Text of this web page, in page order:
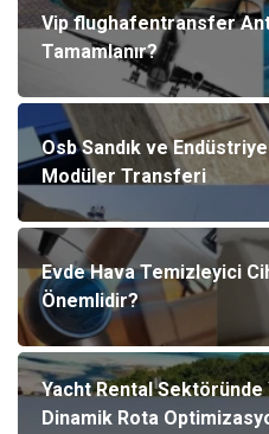
Vip flughafentransfer
Tamamlanır?
Osb Sandık ve
Modüler Transferi
Evde Hava Temizleyici
Önemlidir?
Yacht Rental Sektöründe
Dinamik Rota